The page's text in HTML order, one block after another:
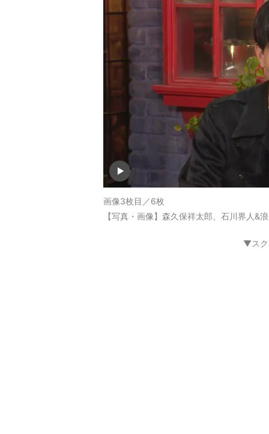
画像3枚目／6枚
【写真・画像】森久保祥太郎、石川界人
▼スク